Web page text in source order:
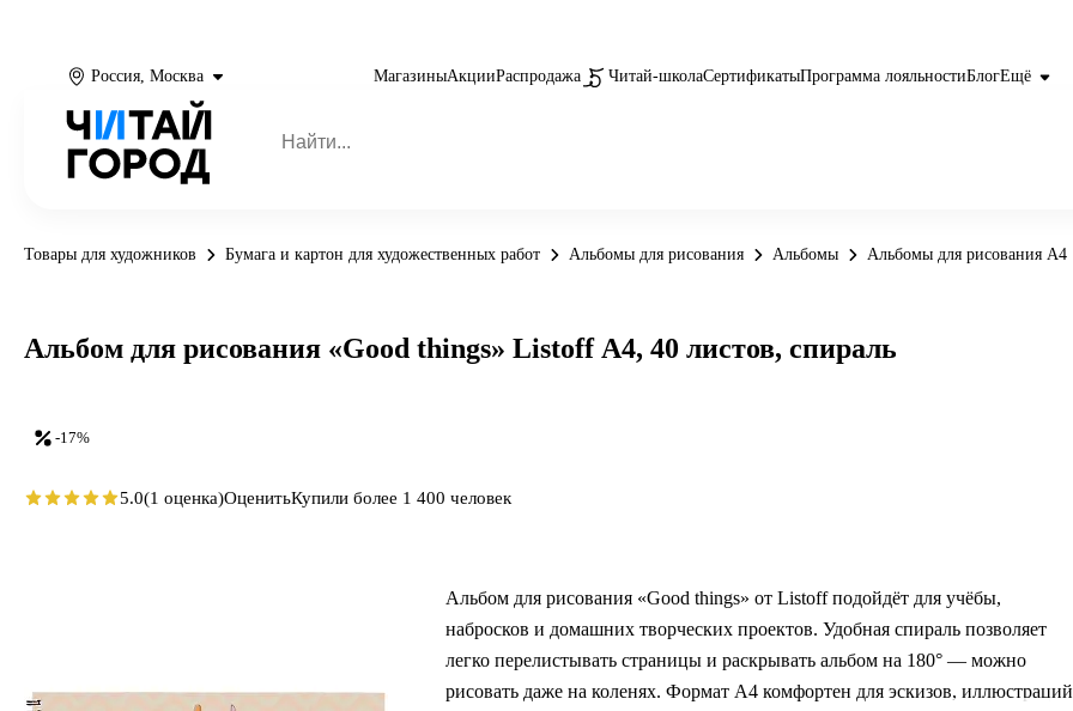
Россия, Москва МагазиныАкцииРаспродажа Читай-школаСертификатыПрограмма лояльностиБлогЕщё
Товары для художников Бумага и картон для художественных работ Альбомы для рисования Альбомы Альбомы для рисования А4
Альбом для рисования «Good things» от Listoff подойдёт для учёбы,
набросков и домашних творческих проектов. Удобная спираль позволяет
легко перелистывать страницы и раскрывать альбом на 180° — можно
рисовать даже на коленях. Формат А4 комфортен для эскизов, иллюстраций
-17%
Альбом для рисования «Good things» Listoff А4, 40 листов, спираль
5.0(1 оценка)ОценитьКупили более 1 400 человек